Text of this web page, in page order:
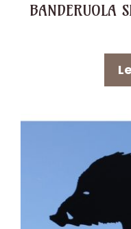
BANDERUOLA